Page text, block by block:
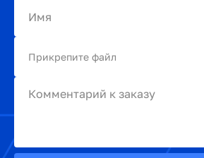
Имя
Прикрепите файл
Комментарий к заказу